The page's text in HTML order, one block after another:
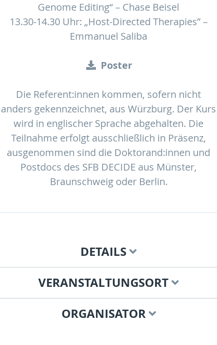
Genome Editing“ – Chase Beisel
13.30-14.30 Uhr: „Host-Directed Therapies” –
Emmanuel Saliba
Poster
Die Referent:innen kommen, sofern nicht
anders gekennzeichnet, aus Würzburg. Der Kurs
wird in englischer Sprache abgehalten. Die
Teilnahme erfolgt ausschließlich in Präsenz,
ausgenommen sind die Doktorand:innen und
Postdocs des SFB DECIDE aus Münster,
Braunschweig oder Berlin.
DETAILS
VERANSTALTUNGSORT
ORGANISATOR